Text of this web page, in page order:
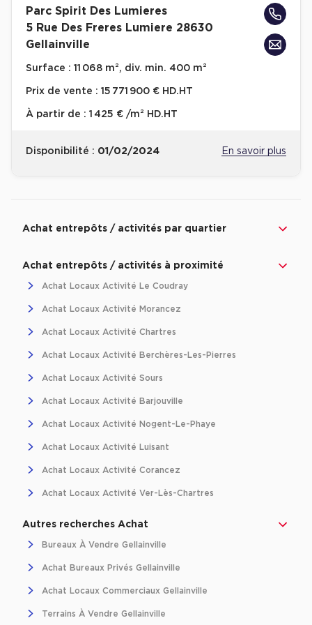
Achat de Bureaux à Rennes
Collections de Bureaux
Hôtels particuliers
Immeuble indépendant
Bureaux certifiés - Environnement
Location bureaux Bellecour - Cordeliers (Lyon)
Location d'Entrepôts / Activités à Aix-en-Provence
Location d'Entrepôts / Activités à Saint-Priest
Location d'Entrepôts / Activités à Massy
Location d'Entrepôts / Activités à Rennes
Location d'Entrepôts / Activités à Besançon
Achat d'Entrepôts / Activités
Achat d'Entrepôts / Activités en Ille-et-Vilaine
Achat d'Entrepôts / Activités à Lyon
Achat d'Entrepôts / Activités à Aubagne
Achat d'Entrepôts / Activités à Toulouse
Achat d'Entrepôts / Activités à Dijon
Collections d'Entrepôts / Activités
Entrepôts et Locaux d'activités indépendants
Entrepôts et Locaux d'activités avec quai de
chargement
Parc Spirit Des Lumieres
5 Rue Des Freres Lumiere 28630
Gellainville
Surface : 11 068 m², div. min. 400 m²
Prix de vente : 15 771 900 € HD.HT
À partir de : 1 425 € /m² HD.HT
Disponibilité : 01/02/2024 En savoir plus
Achat entrepôts / activités par quartier
Achat entrepôts / activités à proximité
Achat Locaux Activité Le Coudray
Achat Locaux Activité Morancez
Achat Locaux Activité Chartres
Achat Locaux Activité Berchères-Les-Pierres
Achat Locaux Activité Sours
Achat Locaux Activité Barjouville
Achat Locaux Activité Nogent-Le-Phaye
Achat Locaux Activité Luisant
Achat Locaux Activité Corancez
Achat Locaux Activité Ver-Lès-Chartres
Autres recherches Achat
Bureaux À Vendre Gellainville
Achat Bureaux Privés Gellainville
Achat Locaux Commerciaux Gellainville
Terrains À Vendre Gellainville